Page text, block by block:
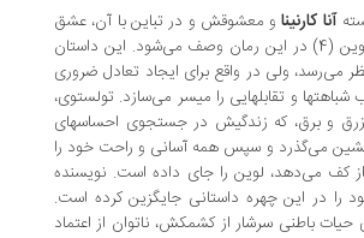
و معشوقش و در تباین با آن، عشق
خجسته کیتی (3) و لوین (4) در این رمان وصف می‌شود. این داستان
ولی در واقع برای ایجاد تعادل ضروری
و تقابلهایی را میسر می‌سازد. تولستوی،
که زندگیش در جستجوی احساسهای
و سپس همه آسانی و راحت خود را
لوین را جای داده است. نویسنده
این چهره داستانی جایگزین کرده است.
سرشار از کشمکش، ناتوان از اعتماد